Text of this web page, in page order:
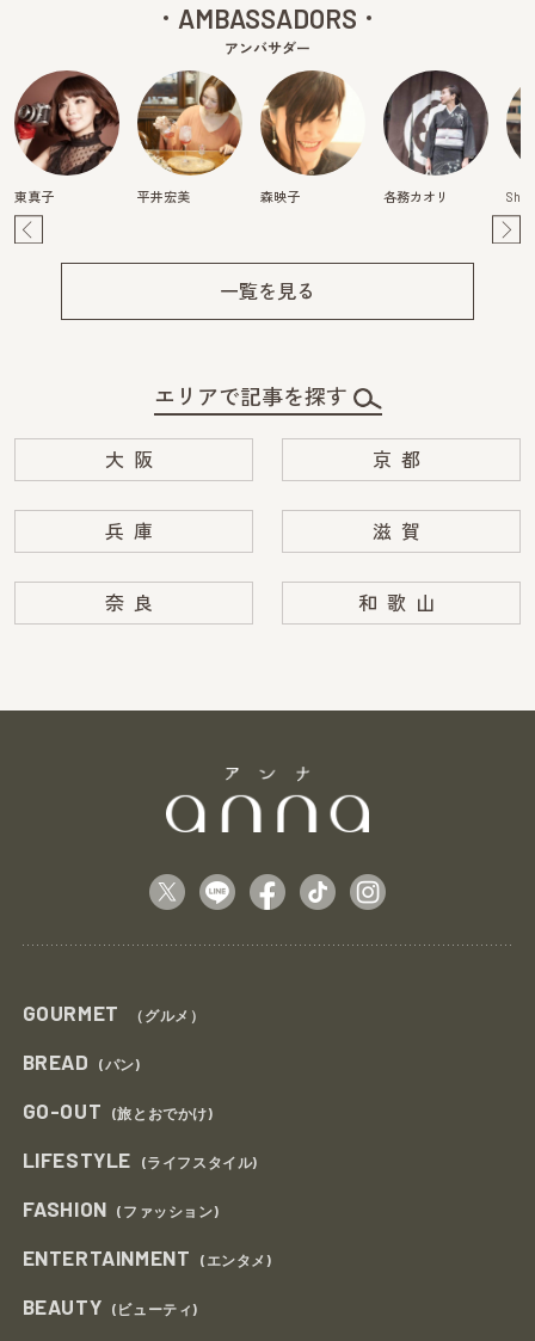
AMBASSADORS
アンバサダー
東真子 平井宏美 森映子 各務カオリ
一覧を見る
エリアで記事を探す
大阪 京都
兵庫 滋賀
奈良 和歌山
GOURMET （グルメ）
BREAD (パン)
GO-OUT (旅とおでかけ)
LIFESTYLE (ライフスタイル)
FASHION (ファッション)
ENTERTAINMENT (エンタメ)
BEAUTY (ビューティ)